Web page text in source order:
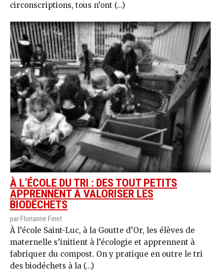
circonscriptions, tous n’ont (…)
À L’ÉCOLE DU TRI : DES TOUT PETITS
APPRENNENT À VALORISER LES
BIODÉCHETS
par Florianne Finet
À l’école Saint-Luc, à la Goutte d’Or, les élèves de
maternelle s’initient à l’écologie et apprennent à
fabriquer du compost. On y pratique en outre le tri
des biodéchets à la (…)